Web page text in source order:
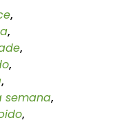
,
,
,
,
,
semana,
,